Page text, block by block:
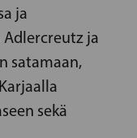
ja
Adlercreutz ja
satamaan,
sekä